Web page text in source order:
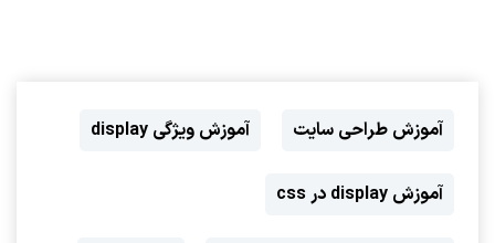
آموزش طراحی سایت آموزش ویژگی display
آموزش display در css